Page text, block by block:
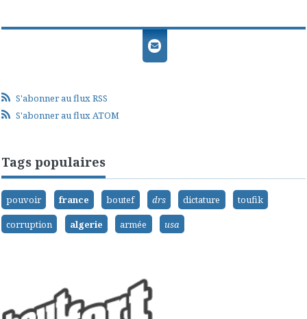
S'abonner au flux RSS
S'abonner au flux ATOM
Tags populaires
pouvoir france boutef drs dictature
toufik
corruption
algerie armée usa